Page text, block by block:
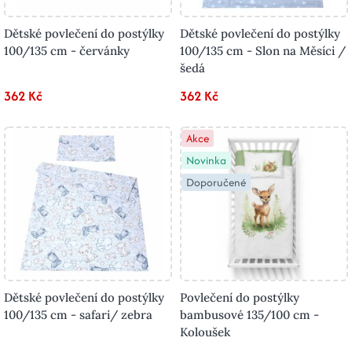
Dětské povlečení do postýlky
100/135 cm - červánky
362 Kč
Dětské povlečení do postýlky
100/135 cm - Slon na Měsíci /
šedá
362 Kč
Dětské povlečení do postýlky
100/135 cm - safari/ zebra
Akce
Novinka
Doporučené
Povlečení do postýlky
bambusové 135/100 cm -
Koloušek